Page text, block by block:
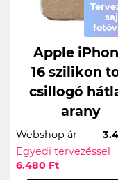
Apple
16 szilikon
csillogó
arany
Webshop ár
Egyedi tervezéssel
6.480 Ft